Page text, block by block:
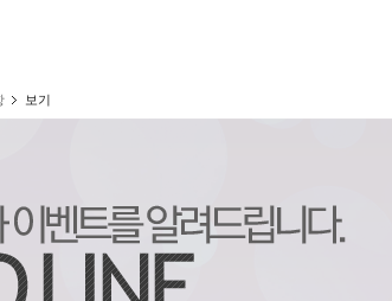
보기